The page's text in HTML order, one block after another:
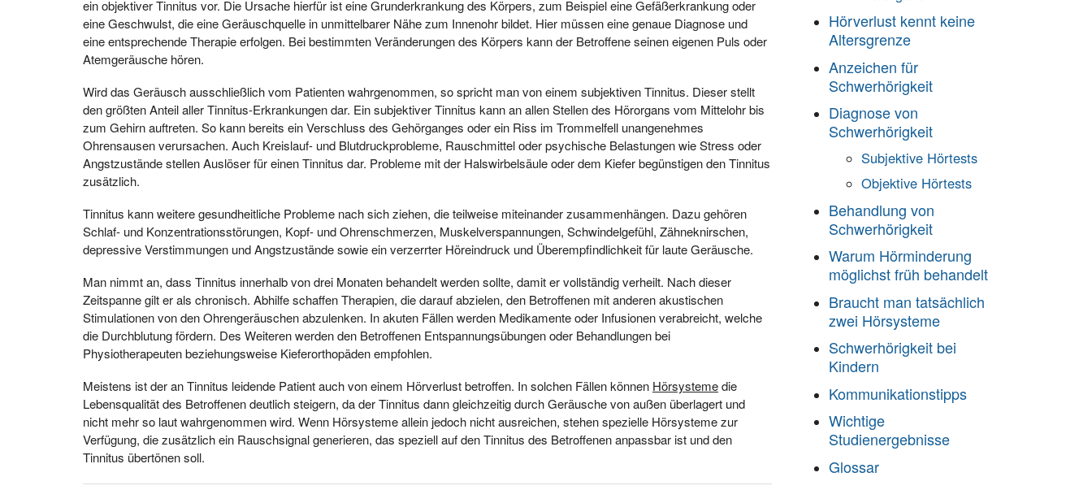
ein objektiver Tinnitus vor. Die Ursache hierfür ist eine Grunderkrankung des Körpers, zum Beispiel eine Gefäßerkrankung oder
eine Geschwulst, die eine Geräuschquelle in unmittelbarer Nähe zum Innenohr bildet. Hier müssen eine genaue Diagnose und
eine entsprechende Therapie erfolgen. Bei bestimmten Veränderungen des Körpers kann der Betroffene seinen eigenen Puls oder
Atemgeräusche hören.
Wird das Geräusch ausschließlich vom Patienten wahrgenommen, so spricht man von einem subjektiven Tinnitus. Dieser stellt
den größten Anteil aller Tinnitus-Erkrankungen dar. Ein subjektiver Tinnitus kann an allen Stellen des Hörorgans vom Mittelohr bis
zum Gehirn auftreten. So kann bereits ein Verschluss des Gehörganges oder ein Riss im Trommelfell unangenehmes
Ohrensausen verursachen. Auch Kreislauf- und Blutdruckprobleme, Rauschmittel oder psychische Belastungen wie Stress oder
Angstzustände stellen Auslöser für einen Tinnitus dar. Probleme mit der Halswirbelsäule oder dem Kiefer begünstigen den Tinnitus
zusätzlich.
Tinnitus kann weitere gesundheitliche Probleme nach sich ziehen, die teilweise miteinander zusammenhängen. Dazu gehören
Schlaf- und Konzentrationsstörungen, Kopf- und Ohrenschmerzen, Muskelverspannungen, Schwindelgefühl, Zähneknirschen,
depressive Verstimmungen und Angstzustände sowie ein verzerrter Höreindruck und Überempfindlichkeit für laute Geräusche.
Man nimmt an, dass Tinnitus innerhalb von drei Monaten behandelt werden sollte, damit er vollständig verheilt. Nach dieser
Zeitspanne gilt er als chronisch. Abhilfe schaffen Therapien, die darauf abzielen, den Betroffenen mit anderen akustischen
Stimulationen von den Ohrengeräuschen abzulenken. In akuten Fällen werden Medikamente oder Infusionen verabreicht, welche
die Durchblutung fördern. Des Weiteren werden den Betroffenen Entspannungsübungen oder Behandlungen bei
Physiotherapeuten beziehungsweise Kieferorthopäden empfohlen.
Meistens ist der an Tinnitus leidende Patient auch von einem Hörverlust betroffen. In solchen Fällen können Hörsystemedie
Lebensqualität des Betroffenen deutlich steigern, da der Tinnitus dann gleichzeitig durch Geräusche von außen überlagert und
nicht mehr so laut wahrgenommen wird. Wenn Hörsysteme allein jedoch nicht ausreichen, stehen spezielle Hörsysteme zur
Verfügung, die zusätzlich ein Rauschsignal generieren, das speziell auf den Tinnitus des Betroffenen anpassbar ist und den
Tinnitus übertönen soll.
Hörverlust kennt keine
Altersgrenze
Anzeichen für
Schwerhörigkeit
Diagnose von
Schwerhörigkeit
Subjektive Hörtests
Objektive Hörtests
Behandlung von
Schwerhörigkeit
Warum Hörminderung
möglichst früh behandelt
Braucht man tatsächlich
zwei Hörsysteme
Schwerhörigkeit bei
Kindern
Kommunikationstipps
Wichtige
Studienergebnisse
Glossar